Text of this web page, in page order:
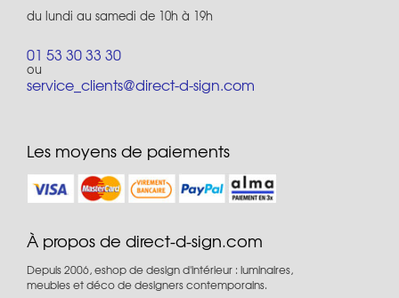
du lundi au samedi de 10h à 19h
01 53 30 33 30
ou
service_clients@direct-d-sign.com
Les moyens de paiements
À propos de direct-d-sign.com
Depuis 2006, eshop de design d'intérieur : luminaires,
meubles et déco de designers contemporains.